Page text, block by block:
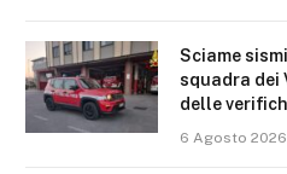
Sciame
squadra dei
delle
6 Agosto 2026